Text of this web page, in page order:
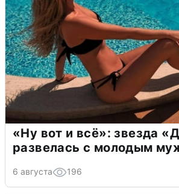
«Ну вот и всё»: звезда
развелась с молодым
6 августа 196